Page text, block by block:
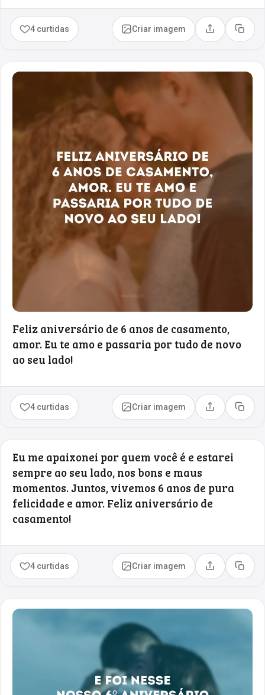
4 curtidas Criar imagem Compartilhar
Copiar
Feliz aniversário de 6 anos de casamento,
amor. Eu te amo e passaria por tudo de novo
ao seu lado!
4 curtidas Criar imagem Compartilhar
Copiar
Eu me apaixonei por quem você é e estarei
sempre ao seu lado, nos bons e maus
momentos. Juntos, vivemos 6 anos de pura
felicidade e amor. Feliz aniversário de
casamento!
4 curtidas Criar imagem Compartilhar
Copiar